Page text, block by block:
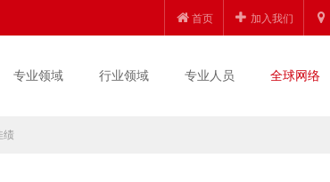
首页 加入我们
专业领域 行业领域 专业人员 全球网络
绩